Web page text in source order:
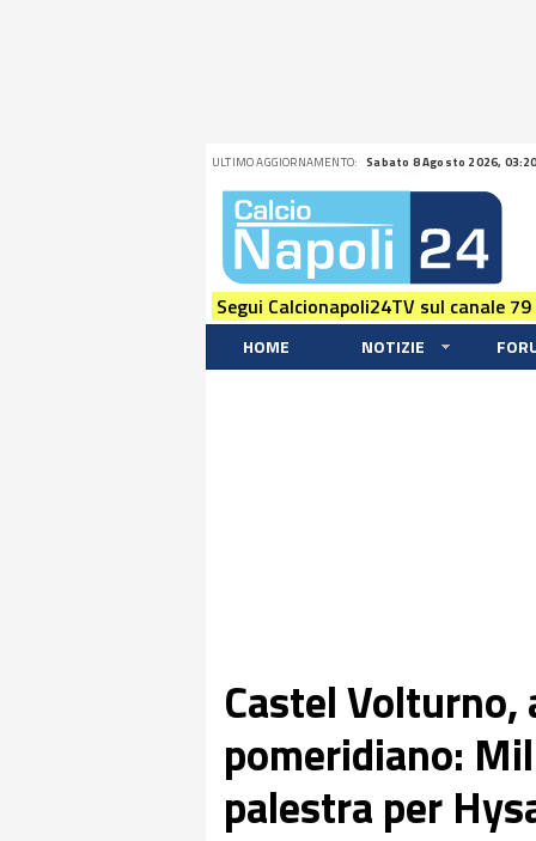
ULTIMO AGGIORNAMENTO: Sabato 8 Agosto 2026,
Segui Calcionapoli24TV sul canale
HOME NOTIZIE
Castel
pomeridiano:
palestra per